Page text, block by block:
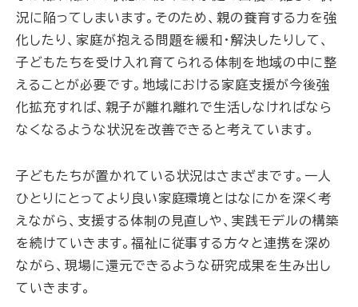
況に陥ってしまいます。そのため、親の養育する力を強
化したり、家庭が抱える問題を緩和・解決したりして、
子どもたちを受け入れ育てられる体制を地域の中に整
えることが必要です。地域における家庭支援が今後強
化拡充すれば、親子が離れ離れで生活しなければなら
なくなるような状況を改善できると考えています。
子どもたちが置かれている状況はさまざまです。一人
ひとりにとってより良い家庭環境とはなにかを深く考
えながら、支援する体制の見直しや、実践モデルの構築
を続けていきます。福祉に従事する方々と連携を深め
ながら、現場に還元できるような研究成果を生み出し
ていきます。